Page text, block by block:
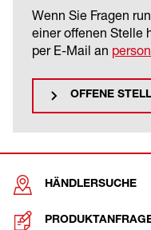
Wenn Sie Fragen
einer offenen Stelle
per E-Mail an
OFFENE
HÄNDLERSUCHE